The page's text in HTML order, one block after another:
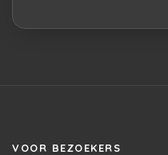
VOOR BEZOEKERS